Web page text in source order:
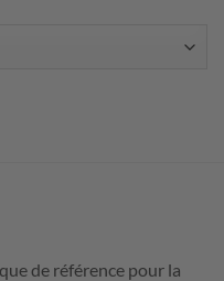
de référence pour la